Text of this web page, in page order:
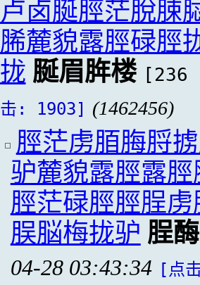
卢卤脠脛茫脫脨
脪麓貌露脛碌脛
拢 脠眉脌楼 [236
击: 1903] (1462456)
脛茫虏脜脢脟
驴麓貌露脛露
脛茫碌脛脛脭
脵脳梅拢驴 脭
04-28 03:43:34 [点